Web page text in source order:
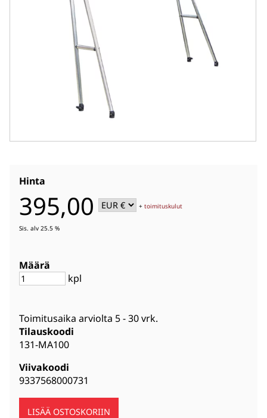
Hinta
395,00 +toimituskulut
Sis. alv 25.5 %
Määrä
kpl
Toimitusaika arviolta 5 - 30 vrk.
Tilauskoodi
131-MA100
Viivakoodi
9337568000731